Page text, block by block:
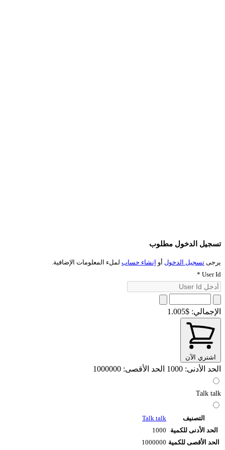
تسجيل الدخول مطلوب
يرجى تسجيل الدخول أو إنشاء حساب لملء المعلومات الإضافية.
User Id
*
الإجمالي: $1.005
اشتري الآن
الحد الأدنى: 1000 الحد الأقصى: 1000000
Talk talk
التصنيف
Talk talk
الحد الأدنى للكمية
1000
الحد الأقصى للكمية 1000000